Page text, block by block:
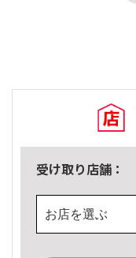
受け取り店舗：
お店を選ぶ